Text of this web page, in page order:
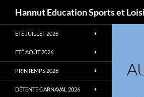
Aller
au
contenu
Hannut Education Sports et
ETÉ JUILLET 2026
ETÉ AOÛT 2026
PRINTEMPS 2026
DÉTENTE CARNAVAL 2026